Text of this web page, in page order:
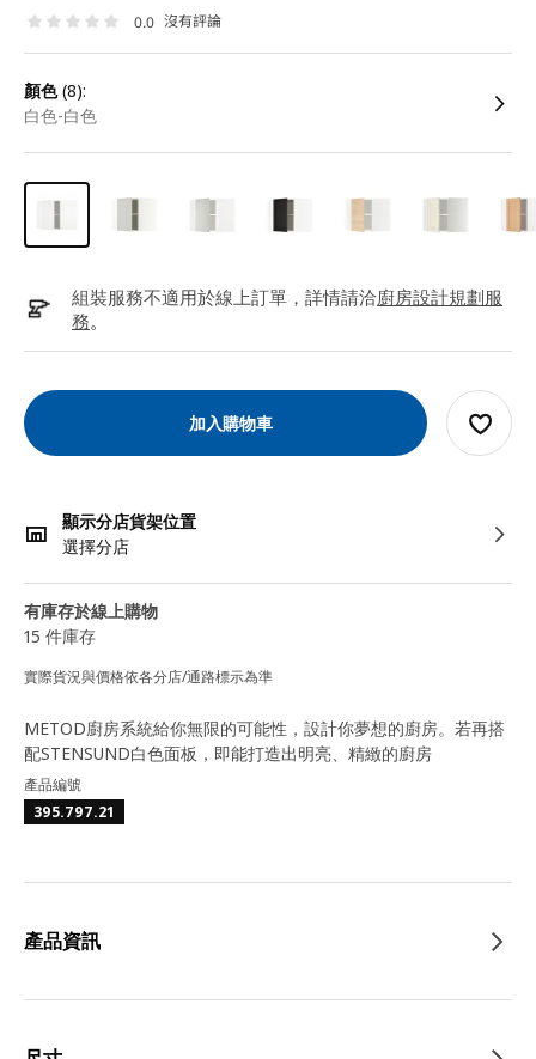
0.0 沒有評論
顏色(8):
白色-白色
組裝服務不適用於線上訂單，詳情請洽廚房設計規劃服
務。
加入購物車
顯示分店貨架位置
選擇分店
有庫存於線上購物
15 件庫存
實際貨況與價格依各分店/通路標示為準
METOD廚房系統給你無限的可能性，設計你夢想的廚房。若再搭
配STENSUND白色面板，即能打造出明亮、精緻的廚房
產品編號
395.797.21
產品資訊